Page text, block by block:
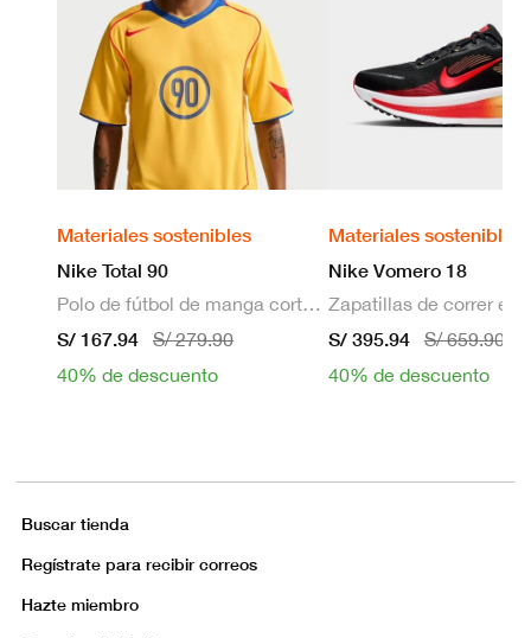
Materiales sostenibles
Nike Total 90
Polo de fútbol de manga corta Dri-FIT para hombre
S/ 167.94
S/ 279.90
40% de descuento
Materiales sostenibles
Nike Vomero 18
S/ 395.94
S/ 659.90
40% de descuento
Buscar tienda
Regístrate para recibir correos
Hazte miembro